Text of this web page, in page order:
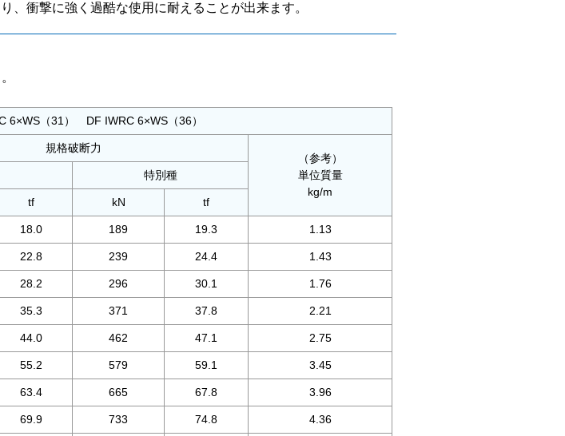
、衝撃に強く過酷な使用に耐えることが出来ます。
（31） DF IWRC 6×WS（36）
規格破断力
（参考）
単位質量
kg/m
特別種
tf kN tf
18.0 189 19.3 1.13
22.8 239 24.4 1.43
28.2 296 30.1 1.76
35.3 371 37.8 2.21
44.0 462 47.1 2.75
55.2 579 59.1 3.45
63.4 665 67.8 3.96
69.9 733 74.8 4.36